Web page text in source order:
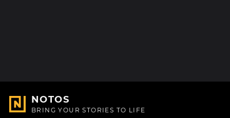
NOTOS
BRING YOUR STORIES TO LIFE